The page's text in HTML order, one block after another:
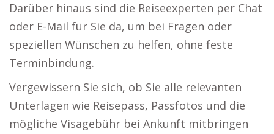
Darüber hinaus sind die Reiseexperten per Chat
oder E-Mail für Sie da, um bei Fragen oder
speziellen Wünschen zu helfen, ohne feste
Terminbindung.
Vergewissern Sie sich, ob Sie alle relevanten
Unterlagen wie Reisepass, Passfotos und die
mögliche Visagebühr bei Ankunft mitbringen